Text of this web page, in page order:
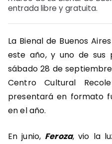
entrada libre y gratuita.
La Bienal de Buenos
este año, y uno de sus
sábado 28 de
Centro Cultural
presentará en formato
en el año.
En junio, Feroza, vio la